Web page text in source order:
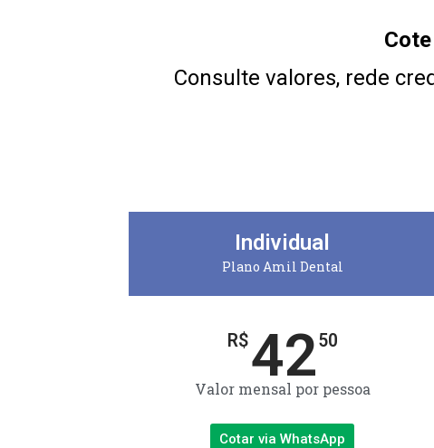
Consulte valores, rede
Individual
Plano Amil Dental
R$4250
Valor mensal por pessoa
Cotar via WhatsApp